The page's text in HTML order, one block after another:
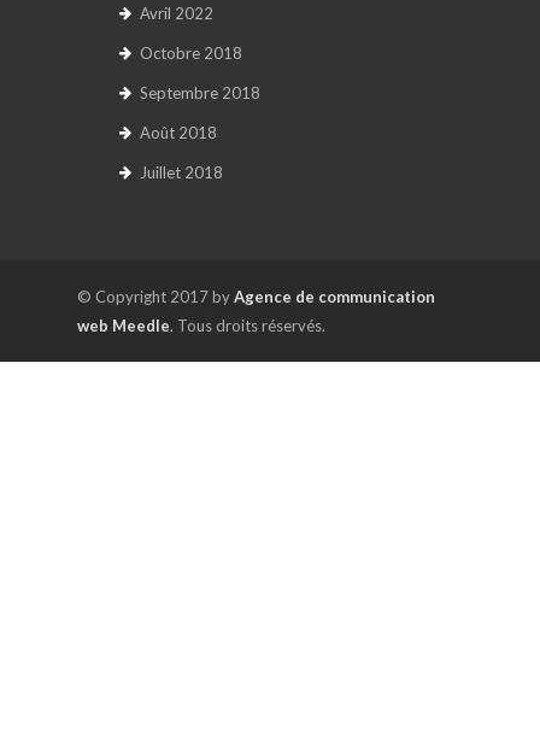
Avril 2022
Octobre 2018
Septembre 2018
Août 2018
Juillet 2018
© Copyright 2017 byAgence de communication
web Meedle. Tous droits réservés.